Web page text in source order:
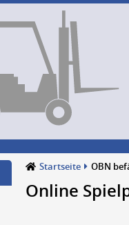
Startseite OBN
Online